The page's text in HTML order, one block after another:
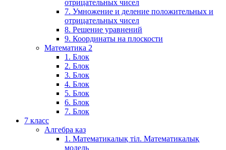
отрицательных чисел
7. Умножение и деление положительных и
отрицательных чисел
8. Решение уравнений
9. Координаты на плоскости
Математика 2
1. Блок
2. Блок
3. Блок
4. Блок
5. Блок
6. Блок
7. Блок
7 класс
Алгебра каз
1. Математикалық тіл. Математикалық
модель